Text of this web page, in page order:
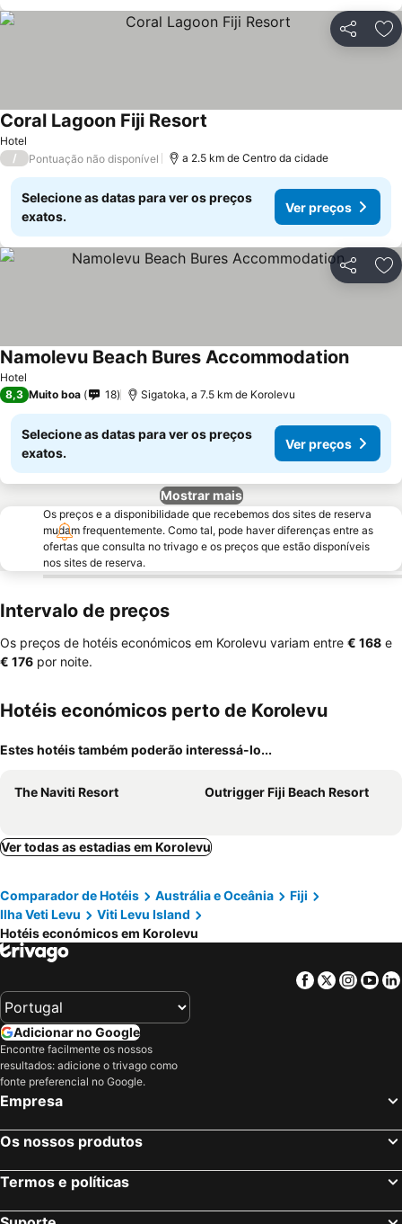
Partilhar
Hotel
Coral Lagoon Fiji Resort
/ Pontuação não disponível a 2.5 km de Centro da cidade
Selecione as datas para ver os preços
exatos.
Ver preços
Partilhar
Hotel
Namolevu Beach Bures Accommodation
8,3 Muito boa 18 Sigatoka, a 7.5 km de Korolevu
Selecione as datas para ver os preços
exatos.
Ver preços
Mostrar mais
Os preços e a disponibilidade que recebemos dos sites de reserva
mudam frequentemente. Como tal, pode haver diferenças entre as
ofertas que consulta no trivago e os preços que estão disponíveis
nos sites de reserva.
Intervalo de preços
Os preços de hotéis económicos em Korolevu variam entre ‎€ 168 e
‎€ 176 por noite.
Hotéis económicos perto de Korolevu
Estes hotéis também poderão interessá-lo...
The Naviti Resort Outrigger Fiji Beach Resort
Ver todas as estadias em Korolevu
Comparador de Hotéis Austrália e Oceânia
Fiji
Ilha Veti Levu
Viti Levu Island
Hotéis económicos em Korolevu
Facebook
Twitter
Adicionar no Google
Encontre facilmente os nossos
resultados: adicione o trivago como
fonte preferencial no Google.
Empresa
Os nossos produtos
Termos e políticas